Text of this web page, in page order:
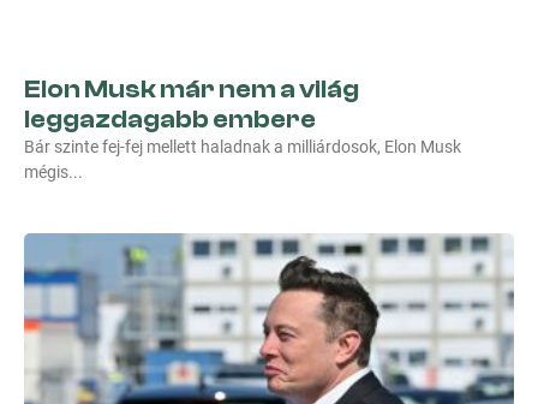
Elon Musk már nem a világ
leggazdagabb embere
Bár szinte fej-fej mellett haladnak a milliárdosok, Elon Musk
mégis